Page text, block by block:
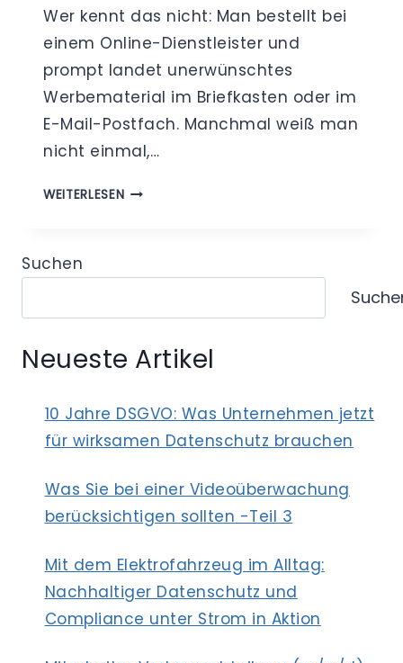
Wer kennt das nicht: Man bestellt bei
einem Online-Dienstleister und
prompt landet unerwünschtes
Werbematerial im Briefkasten oder im
E-Mail-Postfach. Manchmal weiß man
nicht einmal,…
WEITERLESENDATENSCHUTZ
EIN
GEGEN
WERBUNG
Suchen
Neueste Artikel
10 Jahre DSGVO: Was Unternehmen jetzt
für wirksamen Datenschutz brauchen
Was Sie bei einer Videoüberwachung
berücksichtigen sollten -Teil 3
Mit dem Elektrofahrzeug im Alltag:
Nachhaltiger Datenschutz und
Compliance unter Strom in Aktion